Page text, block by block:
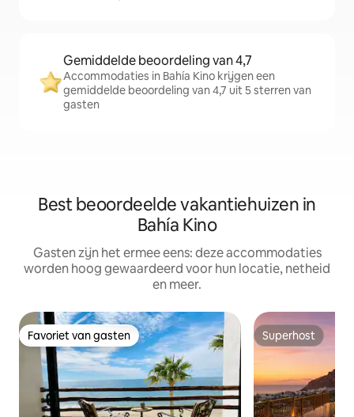
Gemiddelde beoordeling van 4,7
Accommodaties in Bahía Kino krijgen een
gemiddelde beoordeling van 4,7 uit 5 sterren van
gasten
Best beoordeelde vakantiehuizen in
Bahía Kino
Gasten zijn het ermee eens: deze accommodaties
worden hoog gewaardeerd voor hun locatie, netheid
en meer.
Favoriet van gasten
Favoriet van gasten Superhost
Superhost